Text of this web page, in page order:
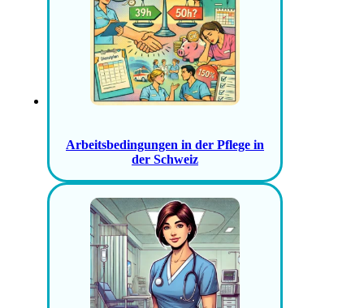
Arbeitsbedingungen in der Pflege in
der Schweiz